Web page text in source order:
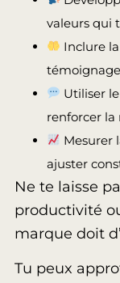
valeurs qui
Inclure
Utiliser
renforcer
Mesurer
ajuster
Ne te laisse
productivité
marque doit
Tu peux